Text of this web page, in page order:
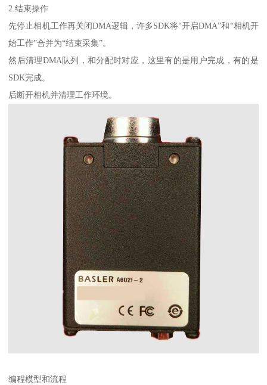
2.结束操作
先停止相机工作再关闭DMA逻辑，许多SDK将“开启DMA”和“相机开
始工作”合并为“结束采集”。
然后清理DMA队列，和分配时对应，这里有的是用户完成，有的是
SDK完成。
后断开相机并清理工作环境。
编程模型和流程